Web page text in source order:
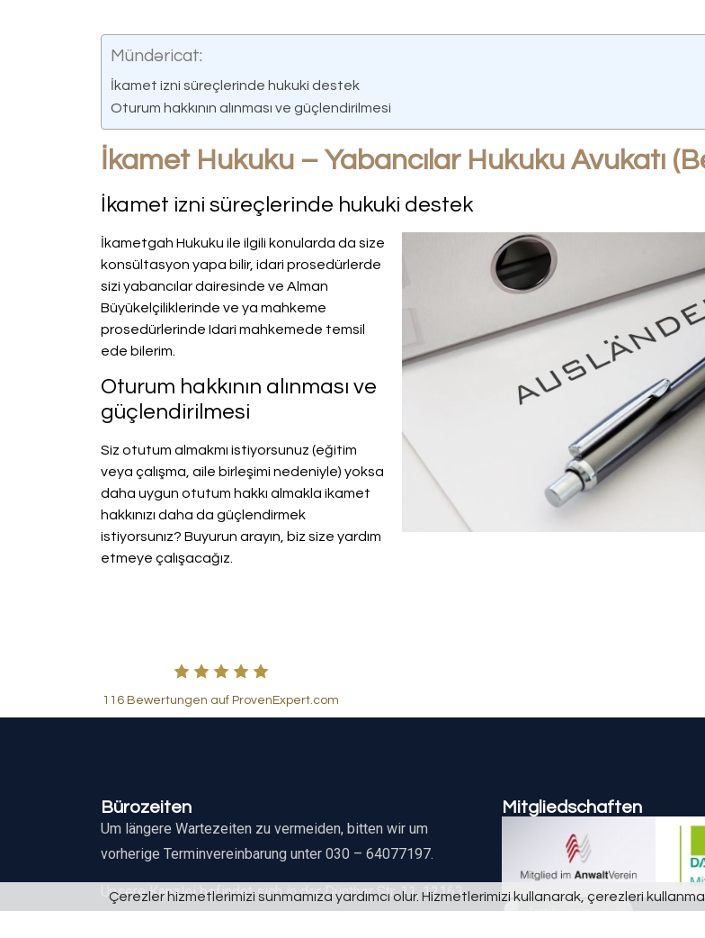
Mündəricat:
İkamet izni süreçlerinde hukuki destek
Oturum hakkının alınması ve güçlendirilmesi
İkamet Hukuku – Yabancılar Hukuku Avukatı
İkamet izni süreçlerinde hukuki destek
İkametgah Hukuku ile ilgili konularda da size
konsültasyon yapa bilir, idari prosedürlerde
sizi yabancılar dairesinde ve Alman
Büyükelçiliklerinde ve ya mahkeme
prosedürlerinde Idari mahkemede temsil
ede bilerim.
Oturum hakkının alınması ve
güçlendirilmesi
Siz otutum almakmı istiyorsunuz (eğitim
veya çalışma, aile birleşimi nedeniyle) yoksa
daha uygun otutum hakkı almakla ikamet
hakkınızı daha da güçlendirmek
istiyorsunız? Buyurun arayın, biz size yardım
etmeye çalışacağız.
116 Bewertungen auf ProvenExpert.com
Bürozeiten
Um längere Wartezeiten zu vermeiden, bitten wir um
vorherige Terminvereinbarung unter 030 – 64077197.
Unsere Kanzlei befindet sich in der Dünther Str. 11, 12163
Berlin, nur 50 Meter von der U-Bahn-Station Schloßstraße
Mitgliedschaften
Çerezler hizmetlerimizi sunmamıza yardımcı olur. Hizmetlerimizi kullanarak, çerezleri